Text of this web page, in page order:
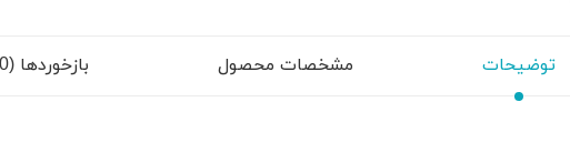
توضیحات مشخصات محصول بازخوردها (0)